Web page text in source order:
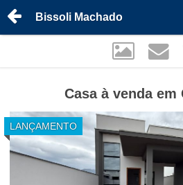
Bissoli Machado
Casa à venda em
LANÇAMENTO